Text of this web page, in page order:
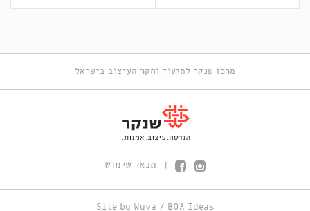
מרכז שנקר לתיעוד וחקר העיצוב בישראל
תנאי שימוש
Site by Wuwa / BOA Ideas